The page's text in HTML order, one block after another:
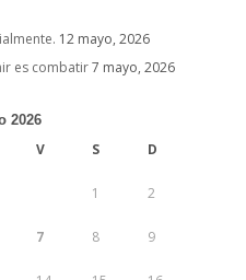
12 mayo, 2026
es combatir7 mayo, 2026
2026
V S D
1 2
7 8 9